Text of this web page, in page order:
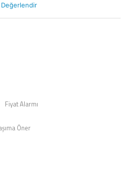
Değerlendir
Fiyat Alarmı
Öner